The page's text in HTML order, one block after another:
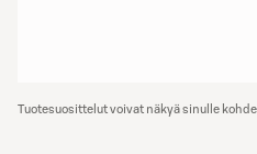
Tuotesuosittelut voivat näkyä sinulle